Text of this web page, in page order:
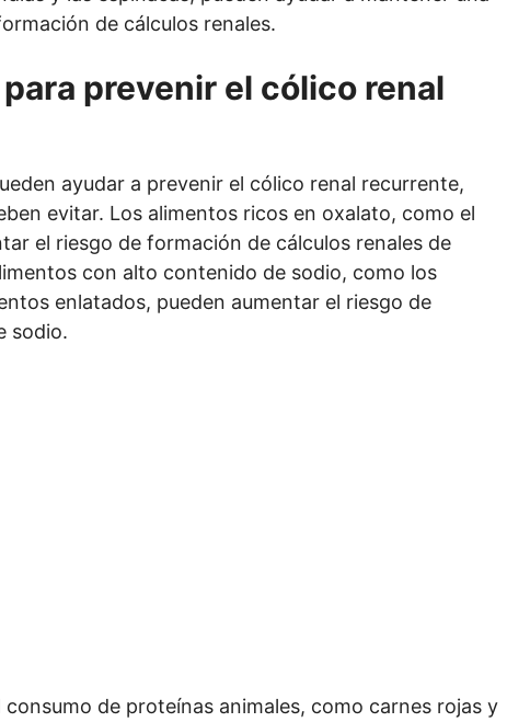
de cálculos renales.
prevenir el cólico renal
ayudar a prevenir el cólico renal recurrente,
evitar. Los alimentos ricos en oxalato, como el
el riesgo de formación de cálculos renales de
con alto contenido de sodio, como los
enlatados, pueden aumentar el riesgo de
sodio.
de proteínas animales, como carnes rojas y